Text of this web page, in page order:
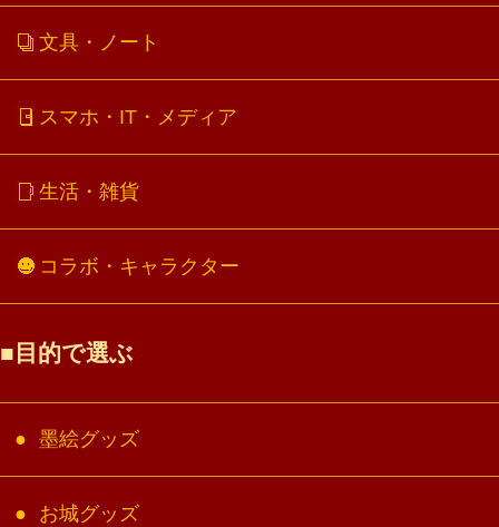
文具・ノート
スマホ・IT・メディア
生活・雑貨
コラボ・キャラクター
目的で選ぶ
墨絵グッズ
お城グッズ